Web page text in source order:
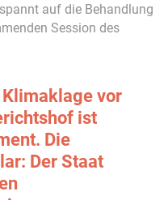
auf die Behandlung
Session des
vor
ist
Die
Der Staat